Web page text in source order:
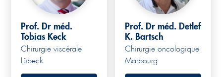
Prof. Dr méd.
Tobias Keck
Chirurgie viscérale
Lübeck
Prof. Dr méd. Detlef
K. Bartsch
Chirurgie oncologique
Marbourg